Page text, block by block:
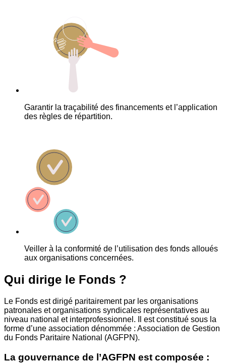
Garantir la traçabilité des financements et l’application
des règles de répartition.
Veiller à la conformité de l’utilisation des fonds alloués
aux organisations concernées.
Qui dirige le Fonds ?
Le Fonds est dirigé paritairement par les organisations
patronales et organisations syndicales représentatives au
niveau national et interprofessionnel. Il est constitué sous la
forme d’une association dénommée : Association de Gestion
du Fonds Paritaire National (AGFPN).
La gouvernance de l’AGFPN est composée :